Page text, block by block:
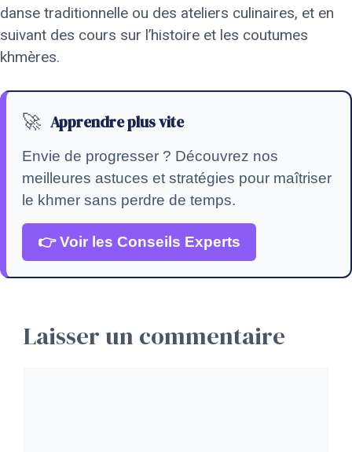
danse traditionnelle ou des ateliers culinaires, et en
suivant des cours sur l’histoire et les coutumes
khmères.
🚀 Apprendre plus vite
Envie de progresser ? Découvrez nos
meilleures astuces et stratégies pour maîtriser
le khmer sans perdre de temps.
👉 Voir les Conseils Experts
Laisser un commentaire